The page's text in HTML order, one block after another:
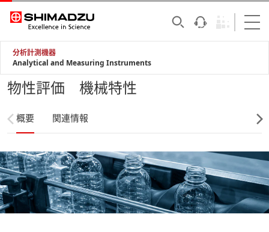
分析計測機器
Analytical and Measuring Instruments
物性評価 機械特性
概要 関連情報